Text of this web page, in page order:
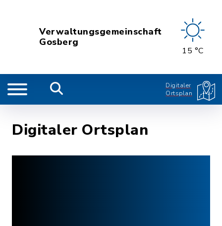
Verwaltungsgemeinschaft
Gosberg
15 °C
Digitaler
Ortsplan
Digitaler Ortsplan